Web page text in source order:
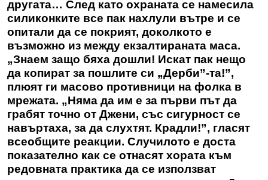
другата… След като охраната се намесила
силиконките все пак нахлули вътре и се
опитали да се покрият, доколкото е
възможно из между екзалтираната маса.
„Знаем защо бяха дошли! Искат пак нещо
да копират за пошлите си „Дерби”-та!”,
плюят ги масово противници на фолка в
мрежата. „Няма да им е за първи път да
грабят точно от Джени, със сигурност се
навъртаха, за да слухтят. Крадли!”, гласят
всеобщите реакции. Случилото е доста
показателно как се отнасят хората към
редовната практика да се използват